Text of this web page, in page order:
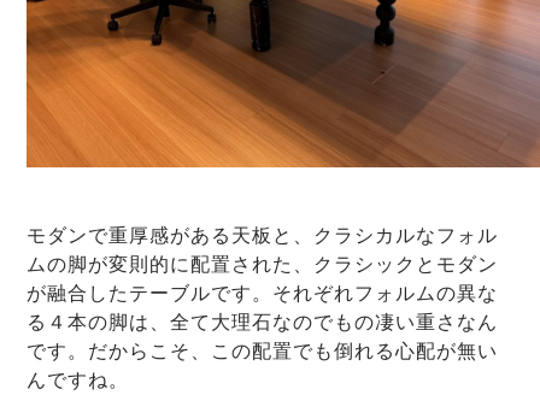
モダンで重厚感がある天板と、クラシカルなフォル
ムの脚が変則的に配置された、クラシックとモダン
が融合したテーブルです。それぞれフォルムの異な
る４本の脚は、全て大理石なのでもの凄い重さなん
です。だからこそ、この配置でも倒れる心配が無い
んですね。